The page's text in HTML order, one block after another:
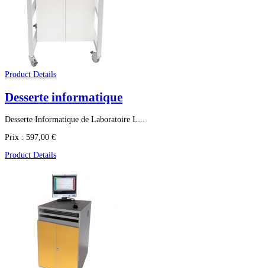
Product Details
Desserte informatique
Desserte Informatique de Laboratoire L...
Prix : 597,00 €
Product Details